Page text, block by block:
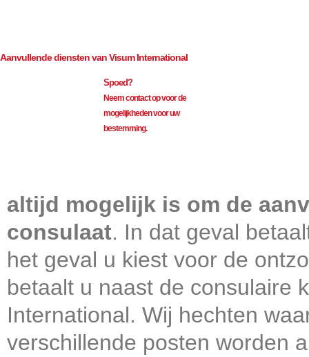
Aanvullende diensten van Visum International
Spoed?
Neem contact op voor de
mogelijkheden voor uw
bestemming.
altijd mogelijk is om de
consulaat. In dat geval
het geval u kiest voor de
betaalt u naast de consulaire
International. Wij hechten
verschillende posten worden